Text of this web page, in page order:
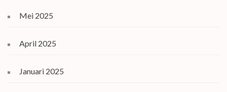
Mei 2025
April 2025
Januari 2025